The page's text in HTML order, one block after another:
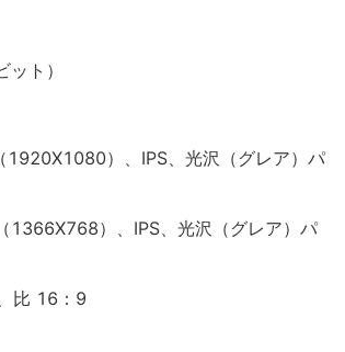
ト）
）、IPS、光沢（グレア）パ
1366X768）、IPS、光沢（グレア）パ
比 16：9